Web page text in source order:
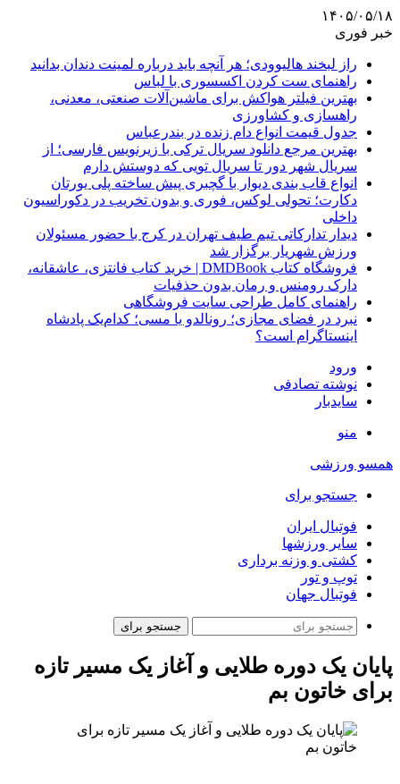
۱۴۰۵/۰۵/۱۸
خبر فوری
راز لبخند هالیوودی؛ هر آنچه باید درباره لمینت دندان بدانید
راهنمای ست کردن اکسسوری با لباس
بهترین فیلتر هواکش برای ماشین‌آلات صنعتی، معدنی،
راهسازی و کشاورزی
جدول قیمت انواع دام زنده در بندرعباس
بهترین مرجع دانلود سریال ترکی با زیرنویس فارسی؛ از
سریال شهر دور تا سریال تویی که دوستش دارم
انواع قاب بندی دیوار با گچبری پیش ساخته پلی یورتان
دکارت؛ تحولی لوکس، فوری و بدون تخریب در دکوراسیون
داخلی
دیدار تدارکاتی تیم طیف تهران در کرج با حضور مسئولان
ورزش شهریار برگزار شد
فروشگاه کتاب DMDBook | خرید کتاب فانتزی، عاشقانه،
دارک رومنس و رمان بدون حذفیات
راهنمای کامل طراحی سایت فروشگاهی
نبرد در فضای مجازی؛ رونالدو یا مسی؛ کدام‌یک پادشاه
اینستاگرام است؟
ورود
نوشته تصادفی
سایدبار
منو
همسو ورزشی
جستجو برای
فوتبال ایران
سایر ورزشها
کشتی و وزنه برداری
توپ و تور
فوتبال جهان
جستجو برای
پایان یک دوره طلایی و آغاز یک مسیر تازه
برای خاتون بم